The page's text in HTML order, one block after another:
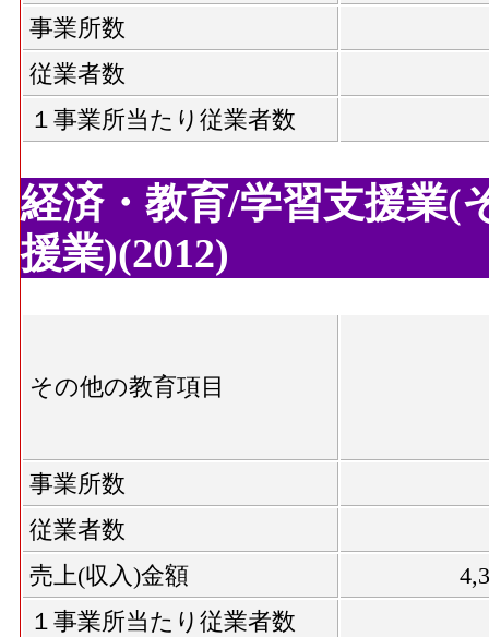
事業所数
従業者数
１事業所当たり従業者数
経済・教育/学習支援業(
援業)(2012)
その他の教育項目
事業所数
従業者数
売上(収入)金額
１事業所当たり従業者数